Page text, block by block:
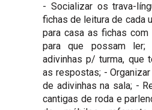
- Socializar os trava-
fichas de leitura de cada
para casa as fichas com
para que possam ler;
adivinhas p/ turma, que
as respostas; -
de adivinhas na sala; -
cantigas de roda e